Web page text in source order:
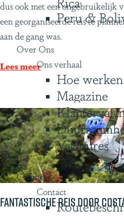
Peru &
Over Ons
Ons verhaal
Hoe
Magazine
Vacatures
Contact
Contact
u
e
n
h
e
e
r
l
r
a
z
l
r
e
i
s
r
o
n
dus ook met een ongebruikelijk
een georganiseerde reis te
aan de gang was.
Lees meer
Fantastische reis door